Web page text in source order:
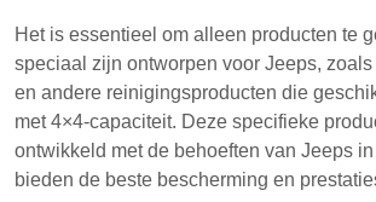
Het is essentieel om alleen producten te
speciaal zijn ontworpen voor Jeeps,
en andere reinigingsproducten die
met 4×4-capaciteit. Deze specifieke
ontwikkeld met de behoeften van Jeeps
bieden de beste bescherming en